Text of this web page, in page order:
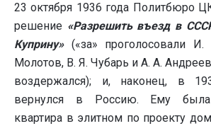
23 октября 1936 года Политбюро
решение «Разрешить въезд в
Куприну» («за» проголосовали
Молотов, В. Я. Чубарь и А. А.
воздержался); и, наконец, в
вернулся в Россию. Ему была
квартира в элитном по проекту